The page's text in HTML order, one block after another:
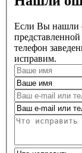
Если Вы нашли
телефон
исправим.